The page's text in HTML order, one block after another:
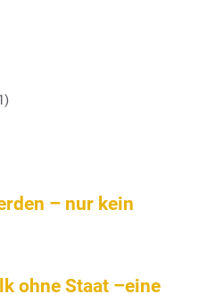
– nur kein
ohne Staat –eine